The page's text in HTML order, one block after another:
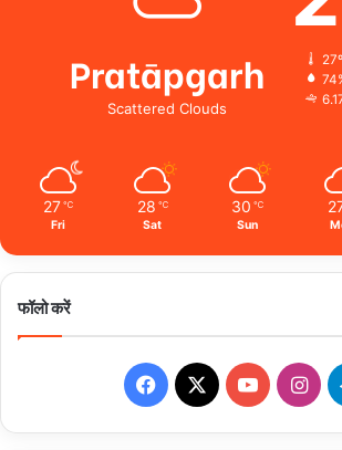
Pratāpgarh
Scattered Clouds
27 ℃
Fri
28 ℃
Sat
30 ℃
Sun
फॉलो करें
Facebook
X YouTube